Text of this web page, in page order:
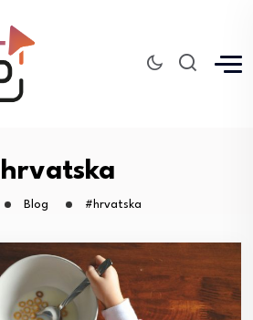
Blog #hrvatska